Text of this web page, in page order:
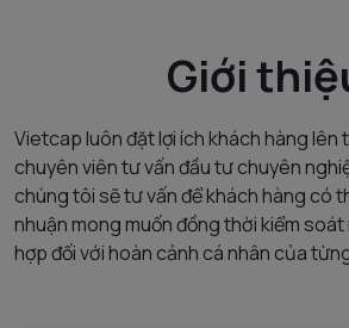
Giới
Vietcap luôn đặt lợi ích khách hàng lên
chuyên viên tư vấn đầu tư chuyên
chúng tôi sẽ tư vấn để khách hàng có
nhuận mong muốn đồng thời kiểm
hợp đối với hoàn cảnh cá nhân của